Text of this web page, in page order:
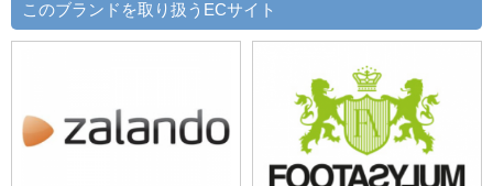
このブランドを取り扱うECサイト